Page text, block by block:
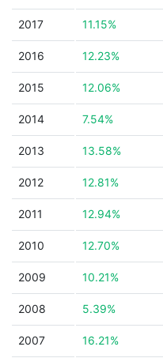
2017 11.15%
2016 12.23%
2015 12.06%
2014 7.54%
2013 13.58%
2012 12.81%
2011 12.94%
2010 12.70%
2009 10.21%
2008 5.39%
2007 16.21%